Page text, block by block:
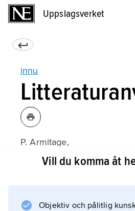
Uppslagsverket
innu
P. Armitage,
The Innu (The Montagnais-
Vill du komma åt
Objektiv och pålitlig